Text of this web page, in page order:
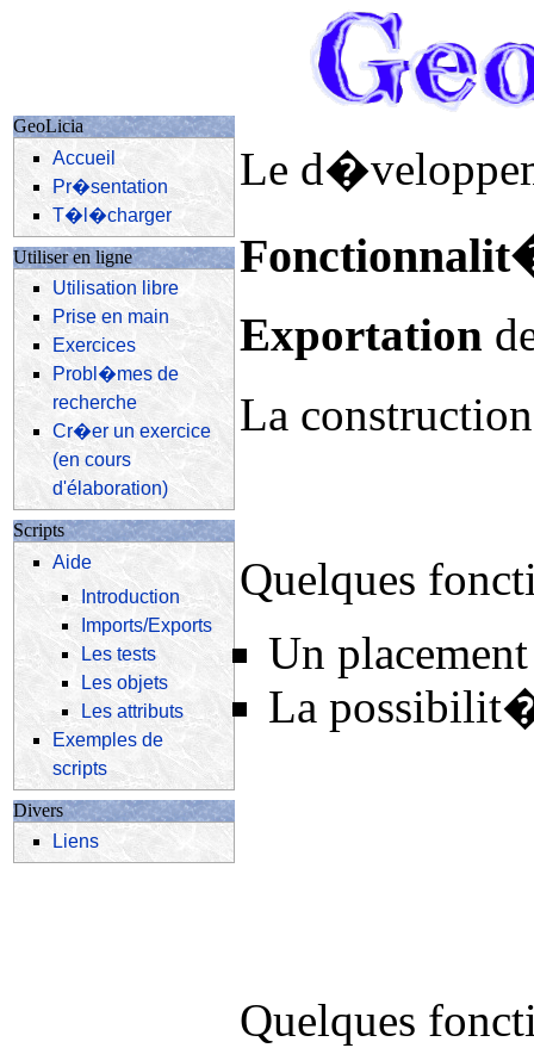
GeoLicia
Accueil
Pr�sentation
T�l�charger
Utiliser en ligne
Utilisation libre
Prise en main
Exercices
Probl�mes de
recherche
Cr�er un exercice
(en cours
d'élaboration)
Scripts
Aide
Introduction
Imports/Exports
Les tests
Les objets
Les attributs
Exemples de
scripts
Divers
Liens
Le
Exportation
La
Quelques
Un
La
Quelques